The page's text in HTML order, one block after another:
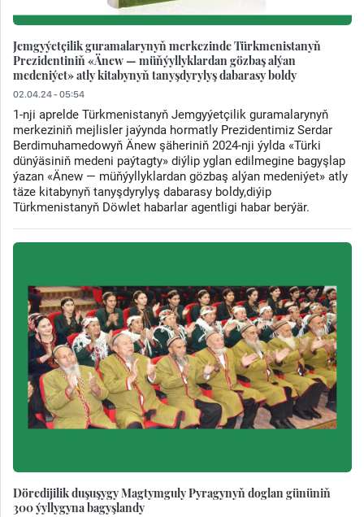
Jemgyýetçilik guramalarynyň merkezinde Türkmenistanyň
Prezidentiniň «Änew — müňýyllyklardan gözbaş alýan
medeniýet» atly kitabynyň tanyşdyrylyş dabarasy boldy
02.04.24 - 05:54
1-nji aprelde Türkmenistanyň Jemgyýetçilik guramalarynyň
merkeziniň mejlisler jaýynda hormatly Prezidentimiz Serdar
Berdimuhamedowyň Änew şäheriniň 2024-nji ýylda «Türki
dünýäsiniň medeni paýtagty» diýlip yglan edilmegine bagyşlap
ýazan «Änew — müňýyllyklardan gözbaş alýan medeniýet» atly
täze kitabynyň tanyşdyrylyş dabarasy boldy,diýip
Türkmenistanyň Döwlet habarlar agentligi habar berýär.
Döredijilik duşuşygy Magtymguly Pyragynyň doglan gününiň
300 ýyllygyna bagyşlandy